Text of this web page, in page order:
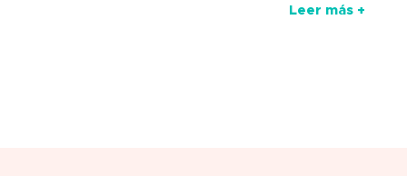
Leer más +